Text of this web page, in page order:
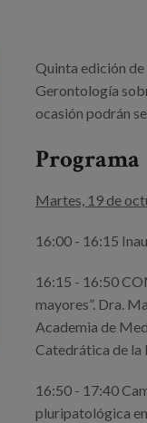
Quinta edición
Gerontología
ocasión podrán
Programa
Martes, 19 de
16:00 - 16:15
16:15 - 16:50
mayores”. Dra.
Academia de
Catedrática de la
16:50 - 17:40
pluripatológica